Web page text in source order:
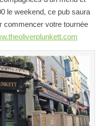
le weekend, ce pub saura
commencer votre tournée